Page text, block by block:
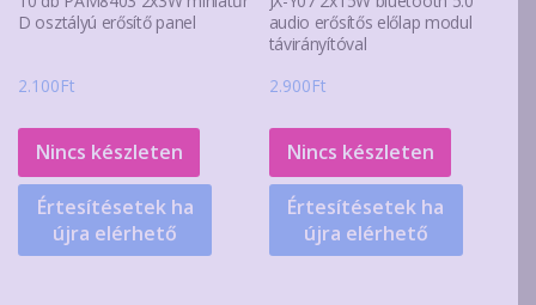
D osztályú erősítő panel
2.100Ft
Nincs készleten
Értesítésetek ha
újra elérhető
audio erősítős előlap modul
távirányítóval
2.900Ft
Nincs készleten
Értesítésetek ha
újra elérhető